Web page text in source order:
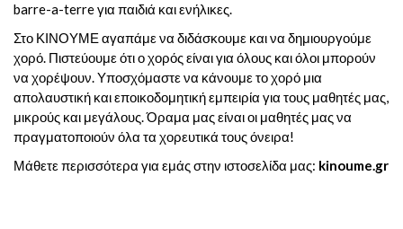
barre-a-terre για παιδιά και ενήλικες.
Στο ΚΙΝΟΥΜΕ αγαπάμε να διδάσκουμε και να δημιουργούμε
χορό. Πιστεύουμε ότι ο χορός είναι για όλους και όλοι μπορούν
να χορέψουν. Υποσχόμαστε να κάνουμε το χορό μια
απολαυστική και εποικοδομητική εμπειρία για τους μαθητές μας,
μικρούς και μεγάλους. Όραμα μας είναι οι μαθητές μας να
πραγματοποιούν όλα τα χορευτικά τους όνειρα!
Μάθετε περισσότερα για εμάς στην ιστοσελίδα μας: kinoume.gr